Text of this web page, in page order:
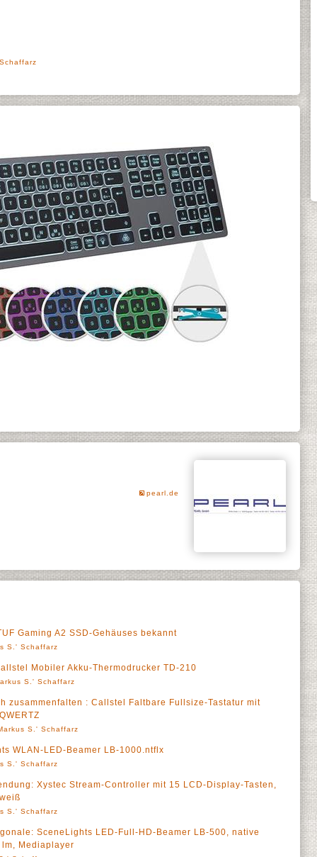
pearl.de
Gaming A2 SSD-Gehäuses bekannt
S.' Schaffarz
Mobiler Akku-Thermodrucker TD-210
S.' Schaffarz
zusammenfalten : Callstel Faltbare Fullsize-Tastatur mit
S.' Schaffarz
WLAN-LED-Beamer LB-1000.ntflx
S.' Schaffarz
Xystec Stream-Controller mit 15 LCD-Display-Tasten,
S.' Schaffarz
SceneLights LED-Full-HD-Beamer LB-500, native
Mediaplayer